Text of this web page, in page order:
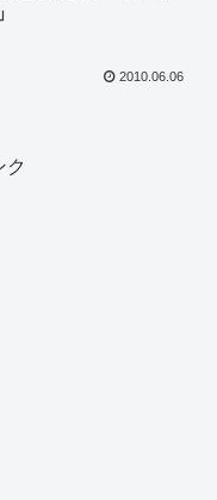
2010.06.06
ク